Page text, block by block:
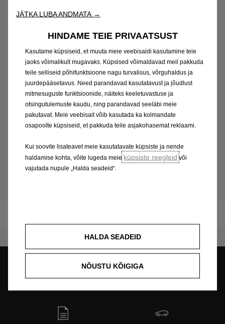
Opel Corsa pakub suurtele autodele omase
tehnoloogia abil kohest sõidurõõmu. Oleme siin,
et aidata sul otsus lihtsaks teha ning meie
Opeli eksperdid nõustavad sind kõigis -
finantseerimise, liisingu või hooldusega seotud
küsimustes.
Esinduse otsing
JÄTKA LUBA ANDMATA →
HINDAME TEIE PRIVAATSUST
Kasutame küpsiseid, et muuta meie veebisaidi kasutamine teie
jaoks võimalikult mugavaks. Küpsised võimaldavad meil pakkuda
teile selliseid põhifunktsioone nagu turvalisus, võrguhaldus ja
juurdepääsetavus. Need parandavad kasutatavust ja jõudlust
mitmesuguste funktsioonide, näiteks keeletuvastuse ja
otsingutulemuste kaudu, ning parandavad seeläbi meie
pakutavat. Meie veebisait võib kasutada ka kolmandate
osapoolte küpsiseid, et pakkuda teile asjakohasemat reklaami.
Kui soovite lisateavet meie kasutatavate küpsiste ja nende
haldamise kohta, võite lugeda meie küpsiste reegleid või
vajutada nupule „Halda seadeid“.
HALDA SEADEID
NÕUSTU KÕIGIGA